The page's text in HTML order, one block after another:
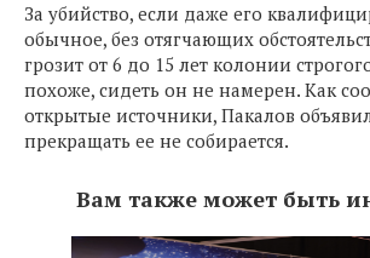
За убийство, если даже его
обычное, без отягчающих
грозит от 6 до 15 лет колонии
похоже, сидеть он не намерен. Как
открытые источники, Пакалов
прекращать ее не собирается.
Вам также может быть